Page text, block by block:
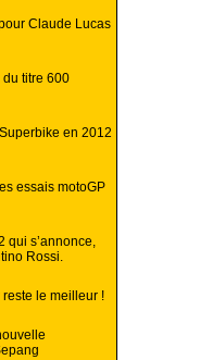
Claude Lucas
titre 600
en 2012
essais motoGP
qui s’annonce,
Rossi.
le meilleur !